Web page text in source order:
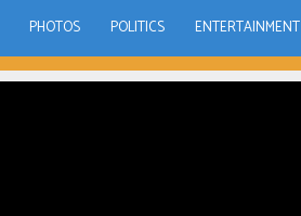
PHOTOS POLITICS ENTERTAINMENT